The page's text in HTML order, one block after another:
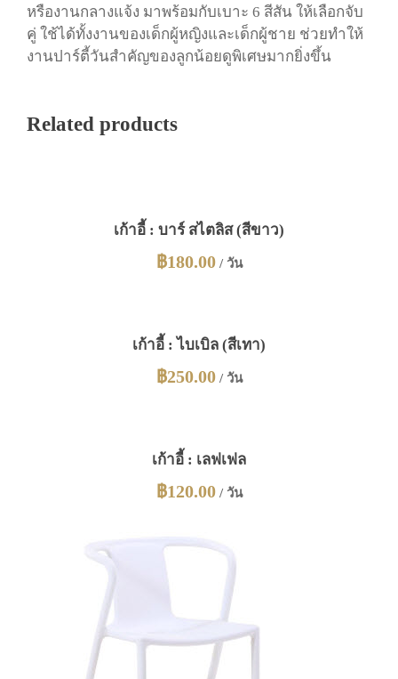
(
สี
ท
)
หรืองานกลางแจ้ง มาพร้อมกับเบาะ 6 สีสัน ให้เลือกจับ
คู่ ใช้ได้ทั้งงานของเด็กผู้หญิงและเด็กผู้ชาย ช่วยทำให้
งานปาร์ตี้วันสำคัญของลูกน้อยดูพิเศษมากยิ่งขึ้น
Related products
เก้าอี้ : บาร์ สไตลิส (สีขาว)
฿180.00/ วัน
เก้าอี้ : ไบเบิล (สีเทา)
฿250.00/ วัน
เก้าอี้ : เลฟเฟล
฿120.00/ วัน